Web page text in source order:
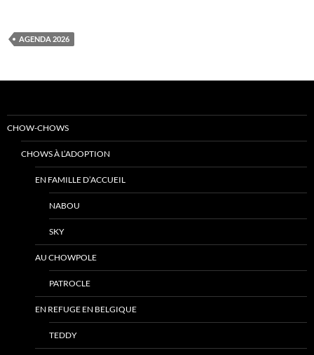
AGENDA 2026
CHOW-CHOWS
CHOWS À L’ADOPTION
EN FAMILLE D’ACCUEIL
NABOU
SKY
AU CHOWPOLE
PATROCLE
EN REFUGE EN BELGIQUE
TEDDY